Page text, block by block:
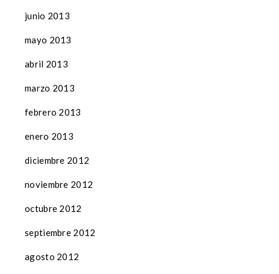
junio 2013
mayo 2013
abril 2013
marzo 2013
febrero 2013
enero 2013
diciembre 2012
noviembre 2012
octubre 2012
septiembre 2012
agosto 2012